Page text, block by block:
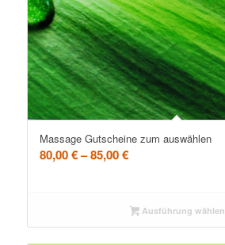
Massage Gutscheine zum auswählen
80,00€–85,00€
Ausführung wählen